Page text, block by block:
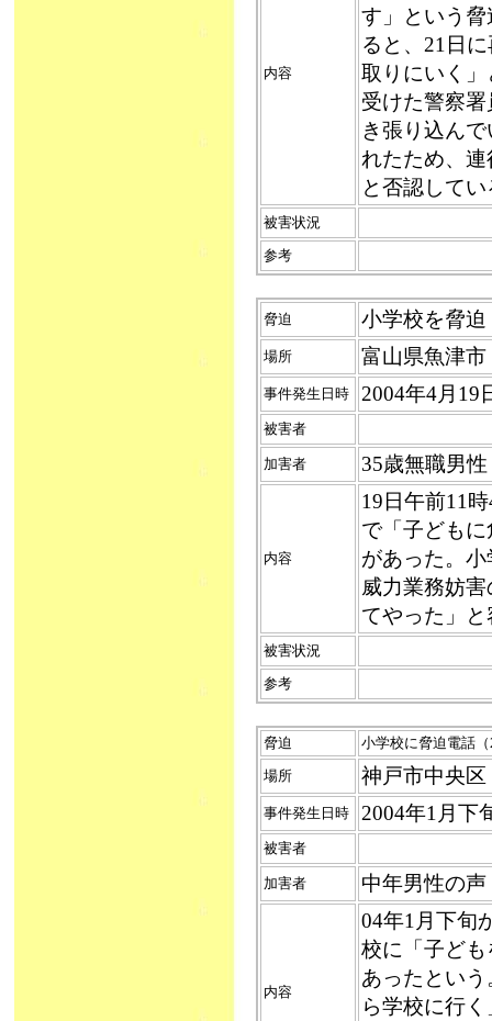
内容
す」という
ると、21日
取りにいく
受けた警察
き張り込ん
れたため、
と否認して
被害状況
参考
脅迫 小学校を
場所 富山県魚津
事件発生日時 2004年4月
被害者
加害者 35歳無職男性
内容
19日午前11
で「子ども
があった。
威力業務妨
てやった」
被害状況
参考
脅迫
小学校に脅迫電話
場所
神戸市中央
事件発生日時 2004年1月
被害者
加害者 中年男性の声
内容
04年1月下旬
校に「子ど
あったとい
ら学校に行